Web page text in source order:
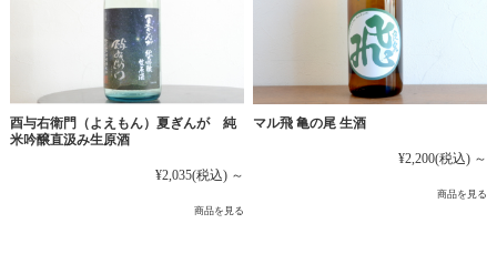
酉与右衛門（よえもん）夏ぎんが 純
米吟醸直汲み生原酒
¥2,035(税込) ～
商品を見る
マル飛 亀の尾 生酒
¥2,200(税込) ～
商品を見る